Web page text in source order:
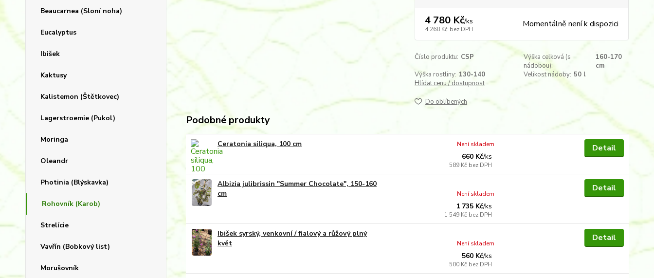
Beaucarnea (Sloní noha)
Eucalyptus
Ibišek
Kaktusy
Kalistemon (Štětkovec)
Lagerstroemie (Pukol)
Moringa
Oleandr
Photinia (Blýskavka)
Rohovník (Karob)
Strelície
Vavřín (Bobkový list)
Morušovník
4 780 Kč/ks
4 268 Kč bez DPH Momentálně není k dispozici
Číslo produktu: CSP
Výška celková (s
nádobou):
160-170
cm
Výška rostliny: 130-140 Velikost nádoby: 50 l
Hlídat cenu / dostupnost
Do oblíbených
Podobné produkty
Ceratonia siliqua, 100 cm
660 Kč/ks
589 Kč bez DPH
Není skladem Detail
Albizia julibrissin "Summer Chocolate", 150-160
cm
1 735 Kč/ks
1 549 Kč bez DPH
Není skladem
Detail
Ibišek syrský, venkovní / fialový a růžový plný
květ
560 Kč/ks
500 Kč bez DPH
Není skladem
Detail